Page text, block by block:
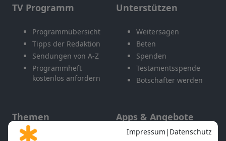
TV Programm
Programmübersicht
Tipps der Redaktion
Sendungen von A-Z
Programmheft
kostenlos anfordern
Unterstützen
Weitersagen
Beten
Spenden
Testamentsspende
Botschafter werden
Themen Apps & Angebote